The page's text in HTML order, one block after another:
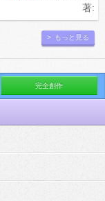
著:
> もっと見る
完全創作